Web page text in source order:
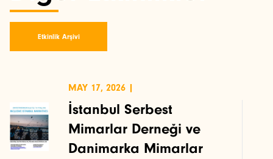
Etkinlik Arşivi
MAY 17, 2026 |
İstanbul Serbest
Mimarlar Derneği ve
Danimarka Mimarlar